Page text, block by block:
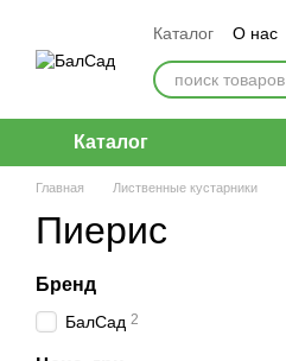
Каталог О нас
Каталог
Главная Лиственные кустарники
Пиерис
Бренд
БалСад 2